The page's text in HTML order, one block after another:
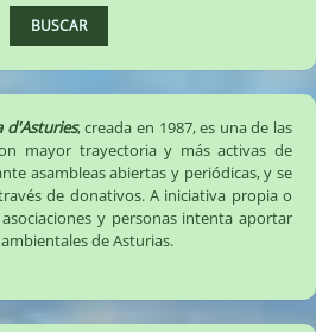
BUSCAR
d'Asturies, creada en 1987, es una de las
mayor trayectoria y más activas de
asambleas abiertas y periódicas, y se
de donativos. A iniciativa propia o
y personas intenta aportar
de Asturias.